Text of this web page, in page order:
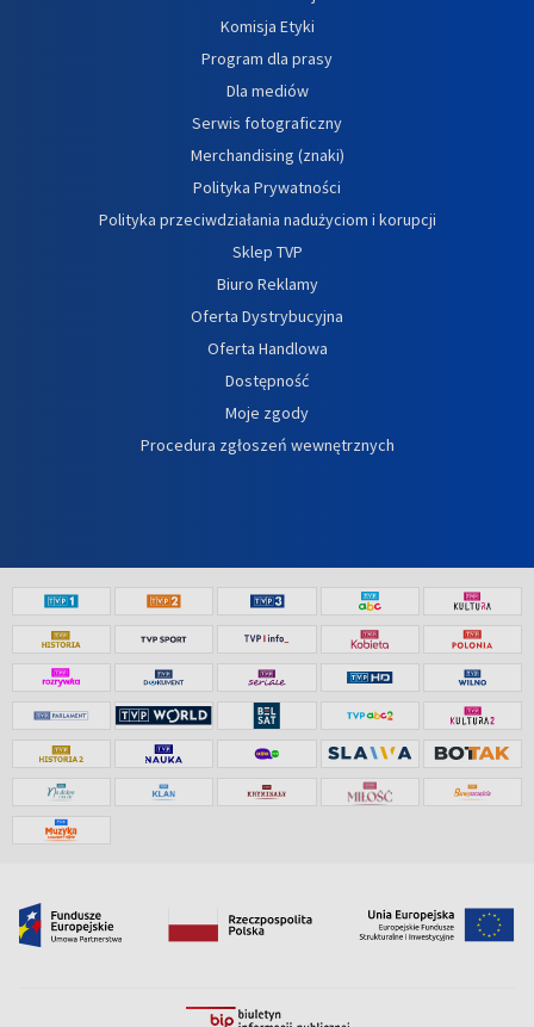
Komisja Etyki
Program dla prasy
Dla mediów
Serwis fotograficzny
Merchandising (znaki)
Polityka Prywatności
Polityka przeciwdziałania nadużyciom i korupcji
Sklep TVP
Biuro Reklamy
Oferta Dystrybucyjna
Oferta Handlowa
Dostępność
Moje zgody
Procedura zgłoszeń wewnętrznych